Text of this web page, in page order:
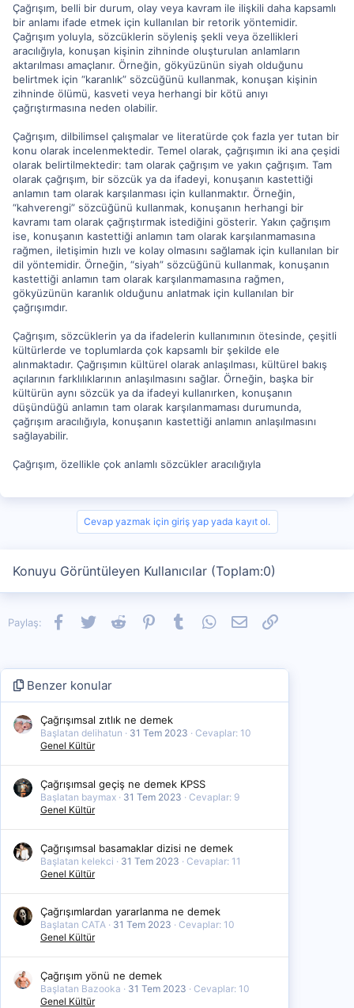
Çağrışım, belli bir durum, olay veya kavram ile ilişkili daha kapsamlı
bir anlamı ifade etmek için kullanılan bir retorik yöntemidir.
Çağrışım yoluyla, sözcüklerin söyleniş şekli veya özellikleri
aracılığıyla, konuşan kişinin zihninde oluşturulan anlamların
aktarılması amaçlanır. Örneğin, gökyüzünün siyah olduğunu
belirtmek için “karanlık” sözcüğünü kullanmak, konuşan kişinin
zihninde ölümü, kasveti veya herhangi bir kötü anıyı
çağrıştırmasına neden olabilir.
Çağrışım, dilbilimsel çalışmalar ve literatürde çok fazla yer tutan bir
konu olarak incelenmektedir. Temel olarak, çağrışımın iki ana çeşidi
olarak belirtilmektedir: tam olarak çağrışım ve yakın çağrışım. Tam
olarak çağrışım, bir sözcük ya da ifadeyi, konuşanın kastettiği
anlamın tam olarak karşılanması için kullanmaktır. Örneğin,
“kahverengi” sözcüğünü kullanmak, konuşanın herhangi bir
kavramı tam olarak çağrıştırmak istediğini gösterir. Yakın çağrışım
ise, konuşanın kastettiği anlamın tam olarak karşılanmamasına
rağmen, iletişimin hızlı ve kolay olmasını sağlamak için kullanılan bir
dil yöntemidir. Örneğin, “siyah” sözcüğünü kullanmak, konuşanın
kastettiği anlamın tam olarak karşılanmamasına rağmen,
gökyüzünün karanlık olduğunu anlatmak için kullanılan bir
çağrışımdır.
Çağrışım, sözcüklerin ya da ifadelerin kullanımının ötesinde, çeşitli
kültürlerde ve toplumlarda çok kapsamlı bir şekilde ele
alınmaktadır. Çağrışımın kültürel olarak anlaşılması, kültürel bakış
açılarının farklılıklarının anlaşılmasını sağlar. Örneğin, başka bir
kültürün aynı sözcük ya da ifadeyi kullanırken, konuşanın
düşündüğü anlamın tam olarak karşılanmaması durumunda,
çağrışım aracılığıyla, konuşanın kastettiği anlamın anlaşılmasını
sağlayabilir.
Çağrışım, özellikle çok anlamlı sözcükler aracılığıyla
Cevap yazmak için giriş yap yada kayıt ol.
Konuyu Görüntüleyen Kullanıcılar (Toplam:0)
Paylaş: Facebook
TwitterReddit PinterestTumblrWhatsApp
E-postaLink
Benzer konular
Çağrışımsal zıtlık ne demek
Başlatan delihatun 31 Tem 2023
Cevaplar: 10
Genel Kültür
Çağrışımsal geçiş ne demek KPSS
Başlatan baymax 31 Tem 2023
Cevaplar: 9
Genel Kültür
Çağrışımsal basamaklar dizisi ne demek
Başlatan kelekci 31 Tem 2023
Cevaplar: 11
Genel Kültür
Çağrışımlardan yararlanma ne demek
Başlatan CATA 31 Tem 2023
Cevaplar: 10
Genel Kültür
Çağrışım yönü ne demek
Başlatan Bazooka 31 Tem 2023
Cevaplar: 10
Genel Kültür